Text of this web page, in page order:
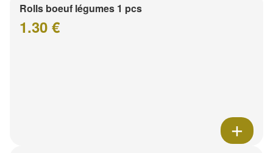
Rolls boeuf légumes 1 pcs
1.30 €